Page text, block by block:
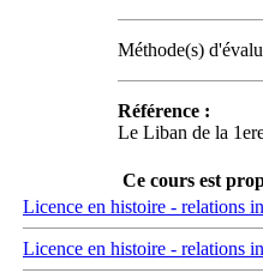
Méthode(s)
Référence :
Le Liban de la
Ce cours est
Licence en histoire - relations
Licence en histoire - relations